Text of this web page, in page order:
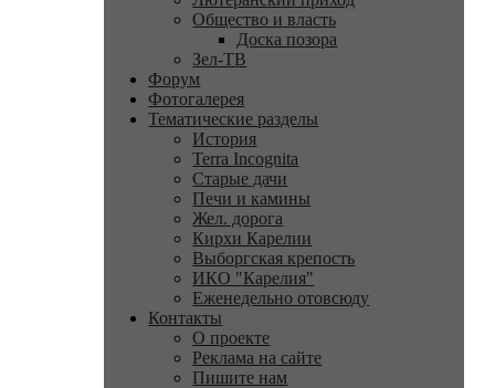
Общество и власть
Доска позора
Зел-ТВ
Форум
Фотогалерея
Тематические разделы
История
Terra Incognita
Старые дачи
Печи и камины
Жел. дорога
Кирхи Карелии
Выборгская крепость
ИКО "Карелия"
Еженедельно отовсюду
Контакты
О проекте
Реклама на сайте
Пишите нам